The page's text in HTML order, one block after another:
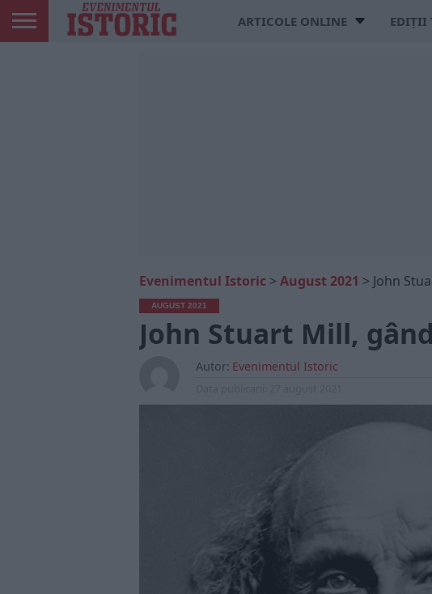
ARTICOLE ONLINE EDIȚII
Evenimentul Istoric > August 2021 > John
AUGUST 2021
John Stuart Mill,
Autor: Evenimentul Istoric